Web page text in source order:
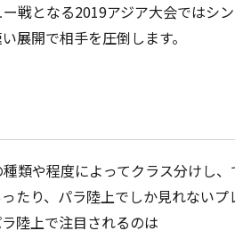
戦となる2019アジア大会ではシ
展開で相手を圧倒します。
類や程度によってクラス分けし
たり、パラ陸上でしか見れない
陸上で注目されるのは